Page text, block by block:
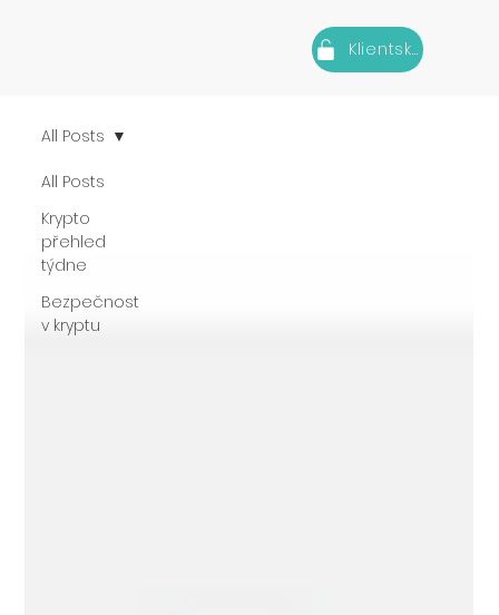
Klientská zóna
All Posts
Krypto
přehled
týdne
Bezpečnost
v kryptu
All Posts